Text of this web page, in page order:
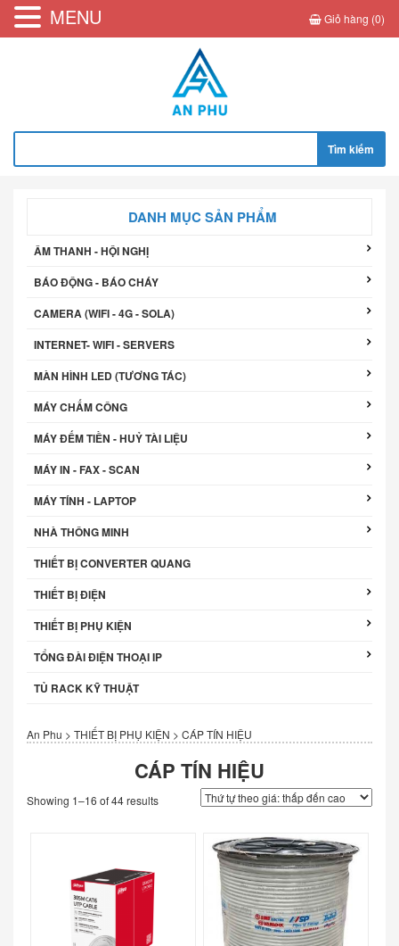
MENU Giỏ hàng (0)
DANH MỤC SẢN PHẨM
ÂM THANH - HỘI NGHỊ
BÁO ĐỘNG - BÁO CHÁY
CAMERA (WIFI - 4G - SOLA)
INTERNET- WIFI - SERVERS
MÀN HÌNH LED (TƯƠNG TÁC)
MÁY CHẤM CÔNG
MÁY ĐẾM TIỀN - HUỶ TÀI LIỆU
MÁY IN - FAX - SCAN
MÁY TÍNH - LAPTOP
NHÀ THÔNG MINH
THIẾT BỊ CONVERTER QUANG
THIẾT BỊ ĐIỆN
THIẾT BỊ PHỤ KIỆN
TỔNG ĐÀI ĐIỆN THOẠI IP
TỦ RACK KỸ THUẬT
An Phu > THIẾT BỊ PHỤ KIỆN > CÁP TÍN HIỆU
CÁP TÍN HIỆU
Showing 1–16 of 44 results